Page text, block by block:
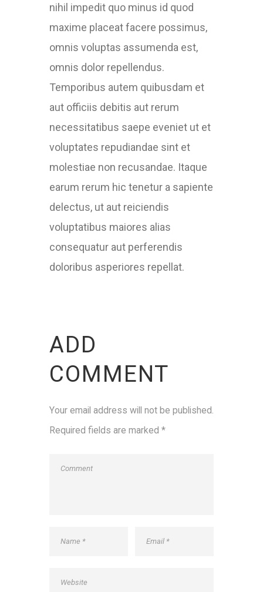
nihil impedit quo minus id quod
maxime placeat facere possimus,
omnis voluptas assumenda est,
omnis dolor repellendus.
Temporibus autem quibusdam et
aut officiis debitis aut rerum
necessitatibus saepe eveniet ut et
voluptates repudiandae sint et
molestiae non recusandae. Itaque
earum rerum hic tenetur a sapiente
delectus, ut aut reiciendis
voluptatibus maiores alias
consequatur aut perferendis
doloribus asperiores repellat.
ADD
COMMENT
Your email address will not be published.
Required fields are marked *